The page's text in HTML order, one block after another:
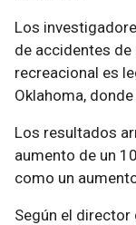
Los
de accidentes de
recreacional es
Oklahoma,
Los resultados
aumento de un
como un
Según el director